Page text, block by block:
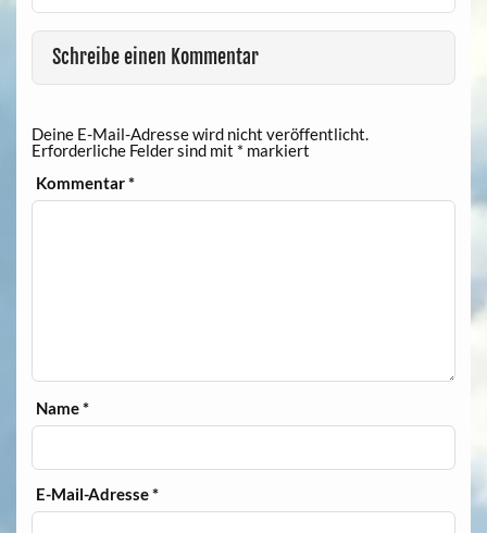
Schreibe einen Kommentar
Deine E-Mail-Adresse wird nicht veröffentlicht.
Erforderliche Felder sind mit * markiert
Kommentar*
Name*
E-Mail-Adresse*